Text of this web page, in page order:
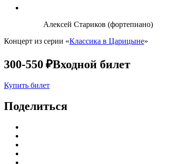
Алексей Стариков (фортепиано)
Концерт из серии «Классика в Царицыне»
300-550 ₽Входной билет
Купить билет
Поделиться